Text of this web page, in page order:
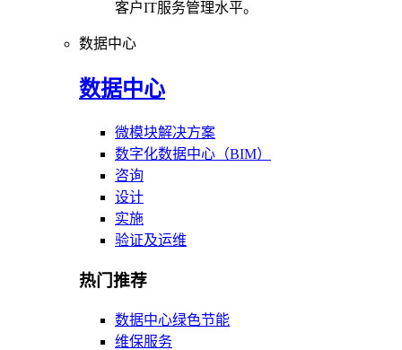
客户IT服务管理水平。
数据中心
数据中心
微模块解决方案
数字化数据中心（BIM）
咨询
设计
实施
验证及运维
热门推荐
数据中心绿色节能
维保服务